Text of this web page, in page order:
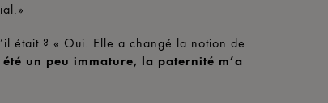
était ? « Oui. Elle a changé la notion de
un peu immature, la paternité m’a